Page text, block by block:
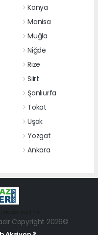
Konya
Manisa
Muğla
Niğde
Rize
Siirt
Şanlıurfa
Tokat
Uşak
Yozgat
Ankara
2026©